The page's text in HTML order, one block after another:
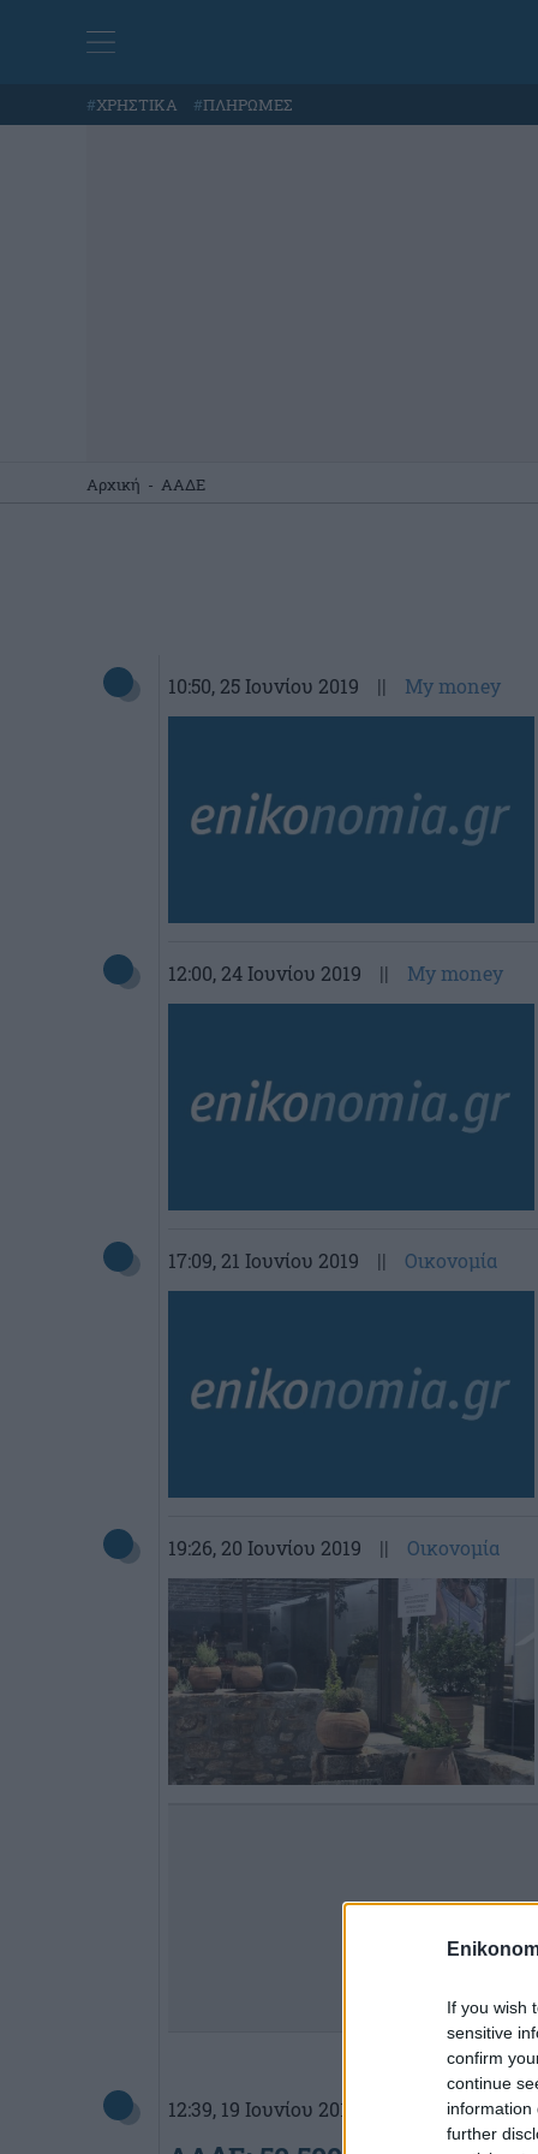
If you wish
sensitive
confirm
continue
information
further
#ΧΡΗΣΤΙΚΑ #ΠΛΗΡΩΜΕΣ
Αρχική - ΑΑΔΕ
10:50, 25 Ιουνίου 2019 || My money
12:00, 24 Ιουνίου 2019 || My money
17:09, 21 Ιουνίου 2019 || Οικονομία
19:26, 20 Ιουνίου 2019 || Οικονομία
12:39, 19 Ιουνίου 2019 Οικονομία